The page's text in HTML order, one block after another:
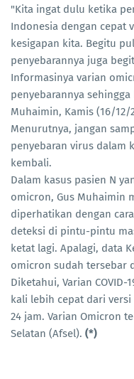
"Kita ingat dulu ketika
Indonesia dengan cepat
kesigapan kita. Begitu
penyebarannya juga
Informasinya varian
penyebarannya
Muhaimin, Kamis (16/12/
Menurutnya, jangan
penyebaran virus dalam
kembali.
Dalam kasus pasien N
omicron, Gus Muhaimin
diperhatikan dengan
deteksi di pintu-pintu
ketat lagi. Apalagi, data
omicron sudah tersebar
Diketahui, Varian
kali lebih cepat dari
24 jam. Varian Omicron
Selatan (Afsel). (*)